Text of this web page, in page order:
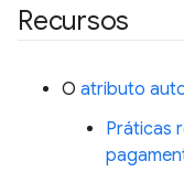
Recursos
O atributo
Práticas